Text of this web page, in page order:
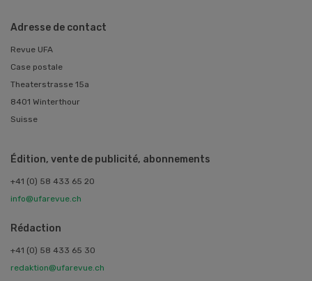
Adresse de contact
Revue UFA
Case postale
Theaterstrasse 15a
8401 Winterthour
Suisse
Édition, vente de publicité, abonnements
+41 (0) 58 433 65 20
info@ufarevue.ch
Rédaction
+41 (0) 58 433 65 30
redaktion@ufarevue.ch